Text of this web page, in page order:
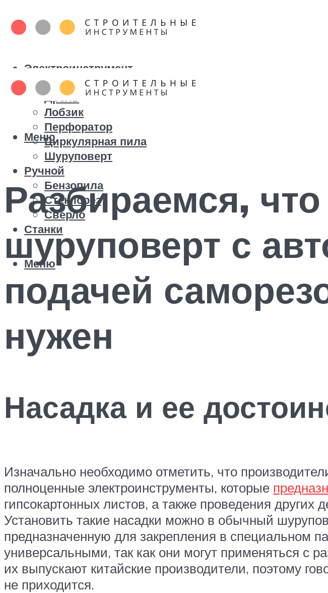
Электроинструмент
Болгарка
Дрель
Лобзик
Перфоратор
Циркулярная пила
Шуруповерт
Ручной
Бензопила
Стеклорез
Сверло
Станки
Меню
Меню
Разбираемся,
шуруповерт с
подачей
нужен
Насадка и ее
Изначально необходимо отметить, что
полноценные электроинструменты, которые
гипсокартонных листов, а также проведения
Установить такие насадки можно в обычный
предназначенную для закрепления в специальном
универсальными, так как они могут применяться с
их выпускают китайские производители, поэтому
не приходится.